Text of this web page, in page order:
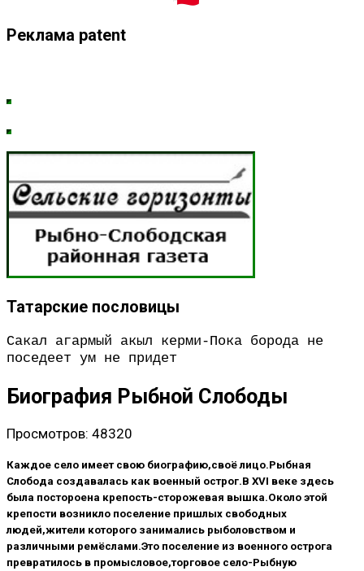
Реклама patent
Татарские пословицы
Сакал агармый акыл керми-Пока борода не
поседеет ум не придет
Биография Рыбной Слободы
Просмотров: 48320
Каждое село имеет свою биографию,своё лицо.Рыбная
Слобода создавалась как военный острог.В ХVI веке здесь
была постороена крепость-сторожевая вышка.Около этой
крепости возникло поселение пришлых свободных
людей,жители которого занимались рыболовством и
различными ремёслами.Это поселение из военного острога
превратилось в промысловое,торговое село-Рыбную